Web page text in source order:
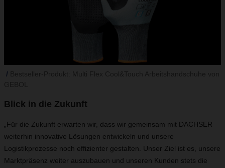
Blick in die Zukunft
„Für die Zukunft erwarten wir, dass wir gemeinsam mit DACHSER
weiterhin innovative Lösungen entwickeln und unsere
Logistikprozesse noch effizienter gestalten. Unser Ziel ist es, unsere
Marktpräsenz weiter auszubauen und unseren Kunden stets die